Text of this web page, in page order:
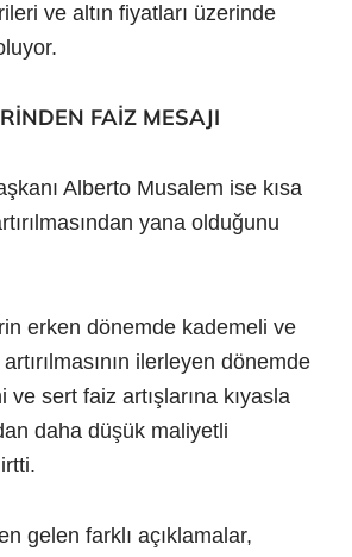
ve altın fiyatları üzerinde
FAİZ MESAJI
Alberto Musalem ise kısa
yana olduğunu
erken dönemde kademeli ve
ilerleyen dönemde
ve sert faiz artışlarına kıyasla
daha düşük maliyetli
gelen farklı açıklamalar,